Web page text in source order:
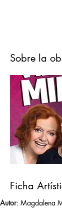
Sobre la
Ficha
Autor: Magdalena